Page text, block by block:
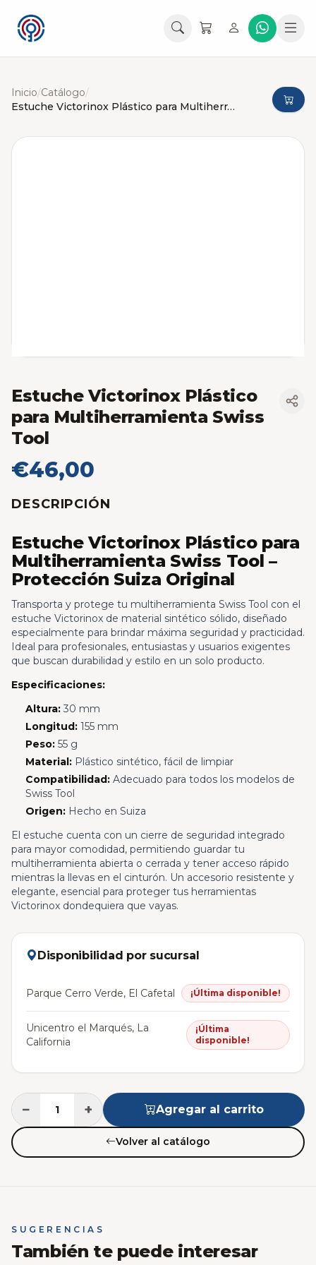
Inicio/Catálogo/
Estuche Victorinox Plástico para Multiherramienta Swiss Tool
Estuche Victorinox Plástico
para Multiherramienta Swiss
Tool
€46,00
DESCRIPCIÓN
Estuche Victorinox Plástico para
Multiherramienta Swiss Tool –
Protección Suiza Original
Transporta y protege tu multiherramienta Swiss Tool con el
estuche Victorinox de material sintético sólido, diseñado
especialmente para brindar máxima seguridad y practicidad.
Ideal para profesionales, entusiastas y usuarios exigentes
que buscan durabilidad y estilo en un solo producto.
Especificaciones:
Altura:30 mm
Longitud:155 mm
Peso:55 g
Material:Plástico sintético, fácil de limpiar
Compatibilidad:Adecuado para todos los modelos de
Swiss Tool
Origen:Hecho en Suiza
El estuche cuenta con un cierre de seguridad integrado
para mayor comodidad, permitiendo guardar tu
multiherramienta abierta o cerrada y tener acceso rápido
mientras la llevas en el cinturón. Un accesorio resistente y
elegante, esencial para proteger tus herramientas
Victorinox dondequiera que vayas.
Disponibilidad por sucursal
Parque Cerro Verde, El Cafetal ¡Última disponible!
Unicentro el Marqués, La
California
¡Última
disponible!
− + Agregar al carrito
Volver al catálogo
SUGERENCIAS
También te puede interesar